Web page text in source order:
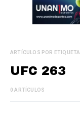
ARTÍCULOS POR ETIQUETA
UFC 263
0 ARTÍCULOS